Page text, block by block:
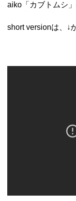
aiko「カブトムシ
short versionは、 ↓